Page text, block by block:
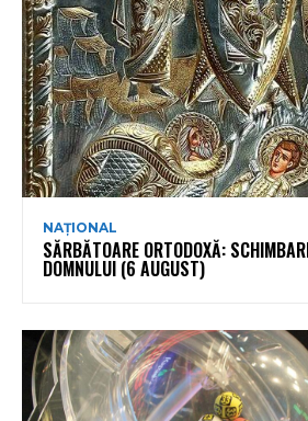
NAȚIONAL
SĂRBĂTOARE ORTODOXĂ:
DOMNULUI (6 AUGUST)